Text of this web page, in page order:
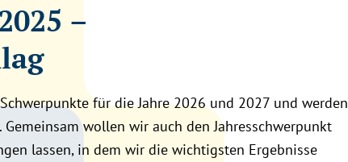
–
für die Jahre 2026 und 2027 und werden
wollen wir auch den Jahresschwerpunkt
lassen, in dem wir die wichtigsten Ergebnisse